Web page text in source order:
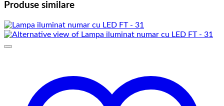
Produse similare